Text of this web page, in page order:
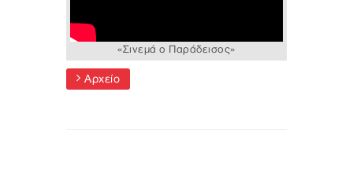
«Σινεμά ο Παράδεισος»
Αρχείο